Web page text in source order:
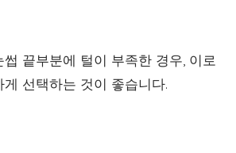
끝부분에 털이 부족한 경우, 이로
선택하는 것이 좋습니다.